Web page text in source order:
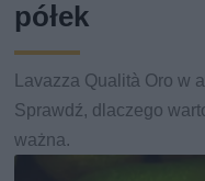
półek
Lavazza Qualità Oro w
Sprawdź, dlaczego
ważna.